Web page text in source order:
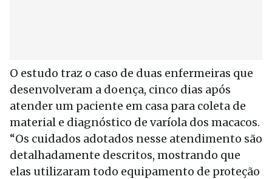
O estudo traz o caso de duas enfermeiras que
desenvolveram a doença, cinco dias após
atender um paciente em casa para coleta de
material e diagnóstico de varíola dos macacos.
“Os cuidados adotados nesse atendimento são
detalhadamente descritos, mostrando que
elas utilizaram todo equipamento de proteção